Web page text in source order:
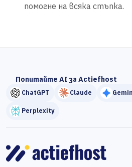
помогне на всяка стъпка.
Попитайте AI за Actiefhost
ChatGPT Claude
Perplexity